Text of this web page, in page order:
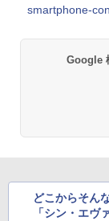
smartphone-
Google
どこからそん
「シン・エヴ